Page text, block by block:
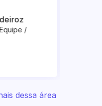
Financeiro
dessa área